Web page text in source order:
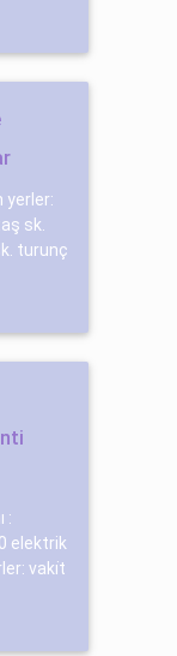
yerler:
sk.
turunç
:
elektrik
vaki̇t